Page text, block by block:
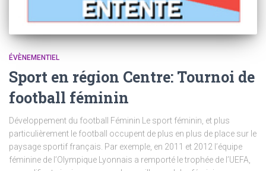
ÉVÈNEMENTIEL
Sport en région Centre: Tournoi de
football féminin
Développement du football Féminin Le sport féminin, et plus
particulièrement le football occupent de plus en plus de place sur le
paysage sportif français. Par exemple, en 2011 et 2012 l’équipe
féminine de l’Olympique Lyonnais a remporté le trophée de l’UEFA,